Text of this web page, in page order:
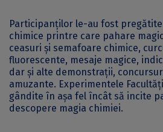
Participanților le-au fost
chimice printre care pahare
ceasuri şi semafoare chimice,
fluorescente, mesaje magice,
dar şi alte demonstraţii,
amuzante. Experimentele
gândite în așa fel încât să incite
descopere magia chimiei.